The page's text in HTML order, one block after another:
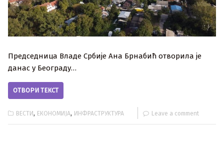
Председница Владе Србије Ана Брнабић отворила је
данас у Београду…
ОТВОРИ ТЕКСТ
ВЕСТИ, ЕКОНОМИЈА, ИНФРАСТРУКТУРА Leave a comment